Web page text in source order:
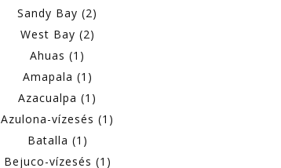
Sandy Bay (2)
West Bay (2)
Ahuas (1)
Amapala (1)
Azacualpa (1)
Azulona-vízesés (1)
Batalla (1)
Bejuco-vízesés (1)